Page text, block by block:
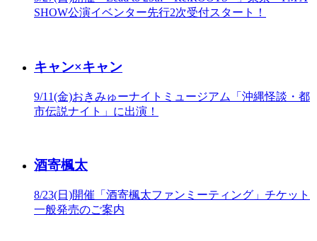
SHOW公演イベンター先行2次受付スタート！
キャン×キャン
9/11(金)おきみゅーナイトミュージアム「沖縄怪談・都
市伝説ナイト」に出演！
酒寄楓太
8/23(日)開催「酒寄楓太ファンミーティング」チケット
一般発売のご案内